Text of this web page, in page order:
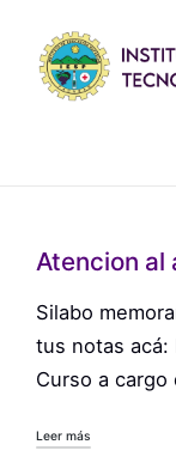
Atencion al
Silabo
tus notas acá:
Curso a cargo
Leer más